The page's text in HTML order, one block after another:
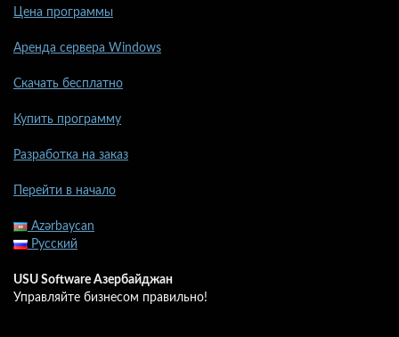
Цена программы
Аренда сервера Windows
Скачать бесплатно
Купить программу
Разработка на заказ
Перейти в начало
Azərbaycan
Русский
USU Software Азербайджан
Управляйте бизнесом правильно!